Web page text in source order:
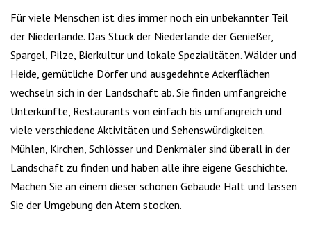
Für viele Menschen ist dies immer noch ein unbekannter Teil
der Niederlande. Das Stück der Niederlande der Genießer,
Spargel, Pilze, Bierkultur und lokale Spezialitäten. Wälder und
Heide, gemütliche Dörfer und ausgedehnte Ackerflächen
wechseln sich in der Landschaft ab. Sie finden umfangreiche
Unterkünfte, Restaurants von einfach bis umfangreich und
viele verschiedene Aktivitäten und Sehenswürdigkeiten.
Mühlen, Kirchen, Schlösser und Denkmäler sind überall in der
Landschaft zu finden und haben alle ihre eigene Geschichte.
Machen Sie an einem dieser schönen Gebäude Halt und lassen
Sie der Umgebung den Atem stocken.